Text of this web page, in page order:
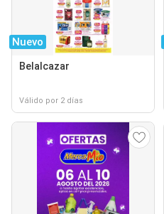
Nuevo
Belalcazar
Válido por 2 días